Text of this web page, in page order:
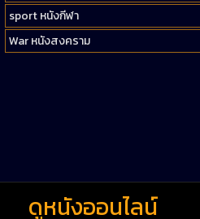
sport หนังกีฬา
War หนังสงคราม
ดูหนังออนไลน์